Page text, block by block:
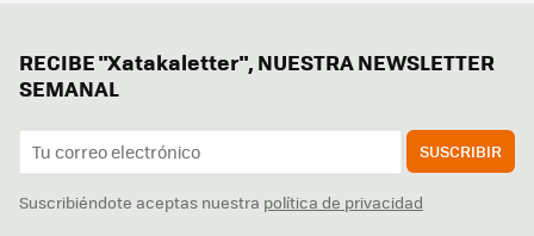
RECIBE "Xatakaletter", NUESTRA NEWSLETTER
SEMANAL
SUSCRIBIR
Suscribiéndote aceptas nuestra política de privacidad